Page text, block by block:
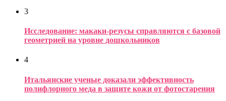
3
Исследование: макаки-резусы справляются с базовой
геометрией на уровне дошкольников
4
Итальянские ученые доказали эффективность
полифлорного меда в защите кожи от фотостарения